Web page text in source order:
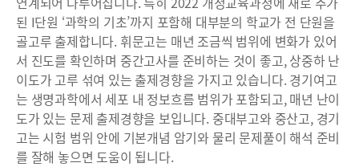
된 I단원 ‘과학의 기초’까지 포함해 대부분의 학교가 전 단원을
골고루 출제합니다. 휘문고는 매년 조금씩 범위에 변화가 있어
서 진도를 확인하며 중간고사를 준비하는 것이 좋고, 상중하 난
이도가 고루 섞여 있는 출제경향을 가지고 있습니다. 경기여고
는 생명과학에서 세포 내 정보흐름 범위가 포함되고, 매년 난이
도가 있는 문제 출제경향을 보입니다. 중대부고와 중산고, 경기
고는 시험 범위 안에 기본개념 암기와 물리 문제풀이 해석 준비
를 잘해 놓으면 도움이 됩니다.